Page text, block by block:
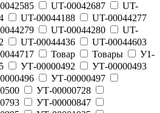
UT-00042687
UT-
UT-00044188
UT-00044277
UT-00044280
UT-
UT-00044436
UT-00044603
Товар Товары
У1-
УТ-00000492
УТ-00000493
УТ-00000497
УТ-00000728
УТ-00000847